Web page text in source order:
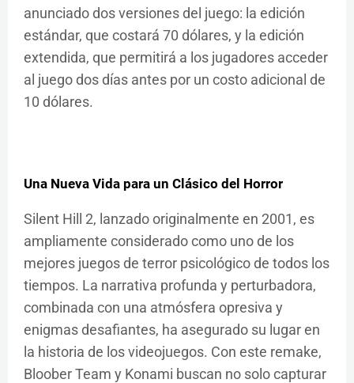
anunciado dos versiones del juego: la edición
estándar, que costará 70 dólares, y la edición
extendida, que permitirá a los jugadores acceder
al juego dos días antes por un costo adicional de
10 dólares.
Una Nueva Vida para un Clásico del Horror
Silent Hill 2, lanzado originalmente en 2001, es
ampliamente considerado como uno de los
mejores juegos de terror psicológico de todos los
tiempos. La narrativa profunda y perturbadora,
combinada con una atmósfera opresiva y
enigmas desafiantes, ha asegurado su lugar en
la historia de los videojuegos. Con este remake,
Bloober Team y Konami buscan no solo capturar